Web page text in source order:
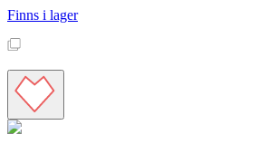
Finns i lager